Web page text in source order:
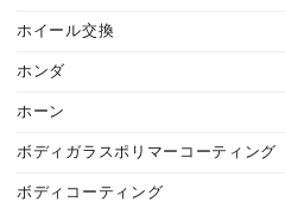
ホイール交換
ホンダ
ホーン
ボディガラスポリマーコーティング
ボディコーティング